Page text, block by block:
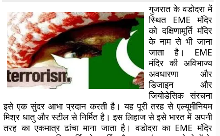
गुजरात के वडोदरा में
स्थित EME मंदिर
को दक्षिणामूर्ति मंदिर
के नाम से भी जाना
जाता है। EME
मंदिर की अविभाज्य
अवधारणा और
डिजाइन और
जियोडेसिक संरचना
इसे एक सुंदर आभा प्रदान करती है। यह पूरी तरह से एल्यूमीनियम
मिश्र धातु और स्टील से निर्मित है। इस लिहाज से इसे भारत में अपनी
तरह का एकमात्र ढांचा माना जाता है। वडोदरा का EME मंदिर